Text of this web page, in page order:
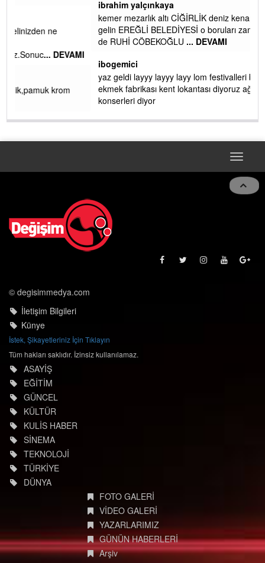
kemer mezarlık altı CİĞİRLİK deniz kenarına giden yola
gelin EREĞLİ BELEDİYESİ o boruları zamanında tüm ereğli
de RUHİ CÖBEKOĞLU ... DEVAMI
yaz geldi layyy layyy layy lom festivalleri başladı biz halk
ekmek fabrikası kent lokantası diyoruz ağacum yaz
Toggle
© degisimmedya.com
İletişim Bilgileri
Künye
İstek, Şikayetleriniz İçin Tıklayın
Tüm hakları saklıdır. İzinsiz kullanılamaz.
ASAYİŞ
EĞİTİM
GÜNCEL
KÜLTÜR
KULİS HABER
SİNEMA
TEKNOLOJİ
TÜRKİYE
DÜNYA
FOTO GALERİ
VİDEO GALERİ
YAZARLARIMIZ
GÜNÜN HABERLERİ
Arşiv